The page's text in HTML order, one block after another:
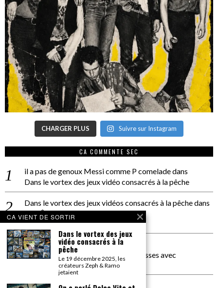
CHARGER PLUS Suivre sur Instagram
CA COMMENTE SEC
il a pas de genoux Messi comme P comeladedans
Dans le vortex des jeux vidéo consacrés à la pêche
Dans le vortex des jeux vidéos consacrés à la pêchedans
PACÔME THIELLEMENT
La séance d’Hip Gnose
La Patrie
dans
On a parlé Dolce Vita et lutte des classes avec
Bernardino Femminielli
carte noire negra à l'o tiededans
CA VIENT DE SORTIR
Dans le vortex des jeux
vidéo consacrés à la
pêche
Le 19 décembre 2025, les
créateurs Zeph & Ramo
jetaient